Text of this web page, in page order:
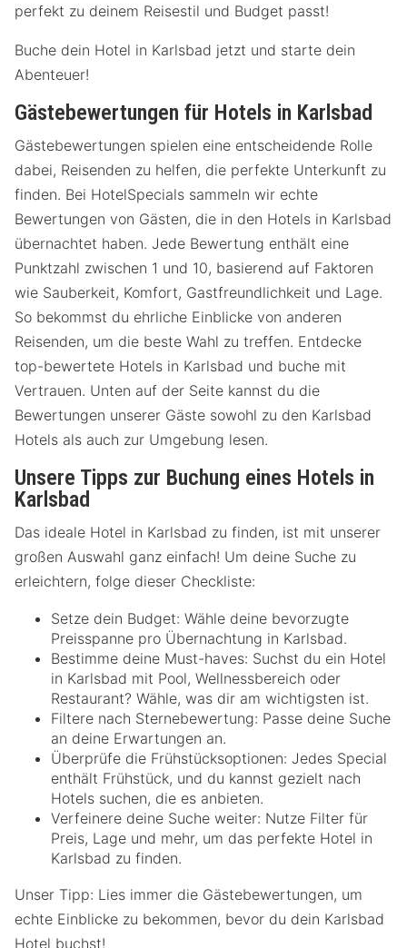
perfekt zu deinem Reisestil und Budget passt!
Buche dein Hotel in Karlsbad jetzt und starte dein
Abenteuer!
Gästebewertungen für Hotels in Karlsbad
Gästebewertungen spielen eine entscheidende Rolle
dabei, Reisenden zu helfen, die perfekte Unterkunft zu
finden. Bei HotelSpecials sammeln wir echte
Bewertungen von Gästen, die in den Hotels in Karlsbad
übernachtet haben. Jede Bewertung enthält eine
Punktzahl zwischen 1 und 10, basierend auf Faktoren
wie Sauberkeit, Komfort, Gastfreundlichkeit und Lage.
So bekommst du ehrliche Einblicke von anderen
Reisenden, um die beste Wahl zu treffen. Entdecke
top-bewertete Hotels in Karlsbad und buche mit
Vertrauen. Unten auf der Seite kannst du die
Bewertungen unserer Gäste sowohl zu den Karlsbad
Hotels als auch zur Umgebung lesen.
Unsere Tipps zur Buchung eines Hotels in
Karlsbad
Das ideale Hotel in Karlsbad zu finden, ist mit unserer
großen Auswahl ganz einfach! Um deine Suche zu
erleichtern, folge dieser Checkliste:
Setze dein Budget: Wähle deine bevorzugte
Preisspanne pro Übernachtung in Karlsbad.
Bestimme deine Must-haves: Suchst du ein Hotel
in Karlsbad mit Pool, Wellnessbereich oder
Restaurant? Wähle, was dir am wichtigsten ist.
Filtere nach Sternebewertung: Passe deine Suche
an deine Erwartungen an.
Überprüfe die Frühstücksoptionen: Jedes Special
enthält Frühstück, und du kannst gezielt nach
Hotels suchen, die es anbieten.
Verfeinere deine Suche weiter: Nutze Filter für
Preis, Lage und mehr, um das perfekte Hotel in
Karlsbad zu finden.
Unser Tipp: Lies immer die Gästebewertungen, um
echte Einblicke zu bekommen, bevor du dein Karlsbad
Hotel buchst!